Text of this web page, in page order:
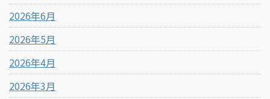
2026年6月
2026年5月
2026年4月
2026年3月